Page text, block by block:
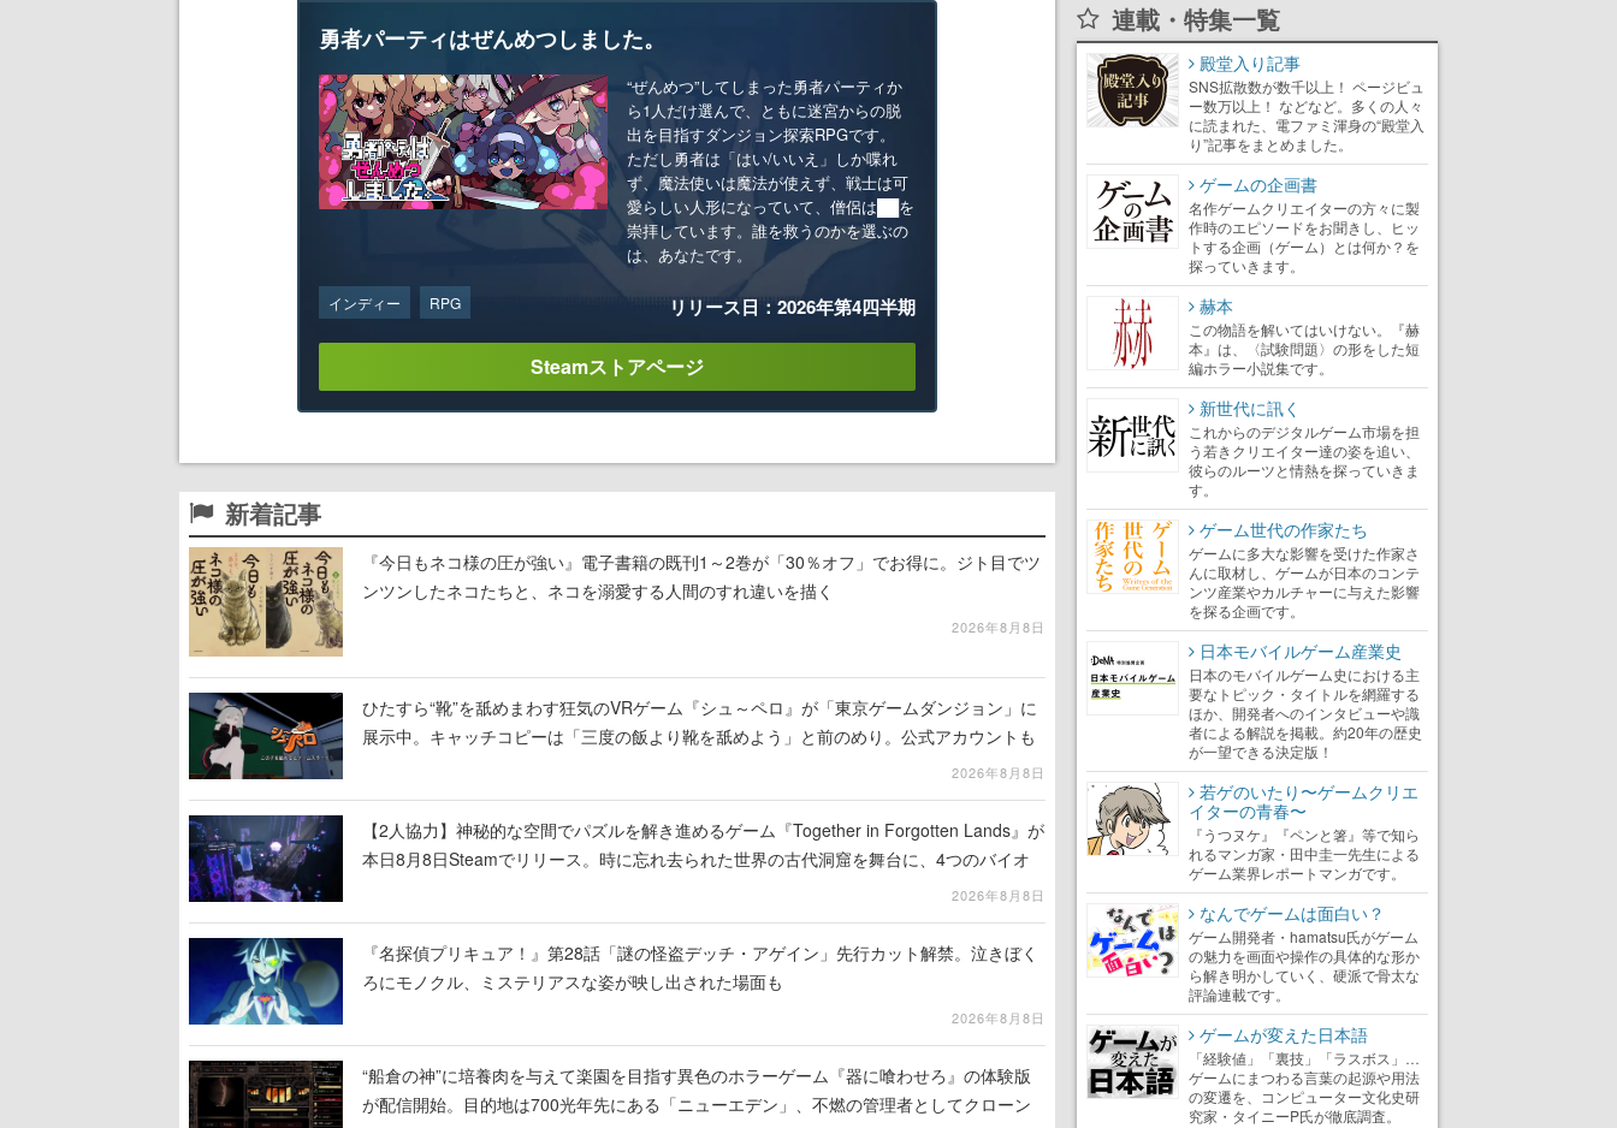
勇者パーティはぜんめつしました。
“ぜんめつ”してしまった勇者パーティか
ら1人だけ選んで、ともに迷宮からの脱
出を目指すダンジョン探索RPGです。
ただし勇者は「はい/いいえ」しか喋れ
ず、魔法使いは魔法が使えず、戦士は可
愛らしい人形になっていて、僧侶は██を
崇拝しています。誰を救うのかを選ぶの
は、あなたです。
インディー RPG リリース日：2026年第4四半期
Steamストアページ
新着記事
『今日もネコ様の圧が強い』電子書籍の既刊1～2巻が「30％オフ」でお得に。ジト目でツ
ンツンしたネコたちと、ネコを溺愛する人間のすれ違いを描く
2026年8月8日
ひたすら“靴”を舐めまわす狂気のVRゲーム『シュ～ペロ』が「東京ゲームダンジョン」に
展示中。キャッチコピーは「三度の飯より靴を舐めよう」と前のめり。公式アカウントも
2026年8月8日
【2人協力】神秘的な空間でパズルを解き進めるゲーム『Together in Forgotten Lands』が
本日8月8日Steamでリリース。時に忘れ去られた世界の古代洞窟を舞台に、4つのバイオ
2026年8月8日
『名探偵プリキュア！』第28話「謎の怪盗デッチ・アゲイン」先行カット解禁。泣きぼく
ろにモノクル、ミステリアスな姿が映し出された場面も
2026年8月8日
“船倉の神”に培養肉を与えて楽園を目指す異色のホラーゲーム『器に喰わせろ』の体験版
が配信開始。目的地は700光年先にある「ニューエデン」、不燃の管理者としてクローン
連載・特集一覧
殿堂入り記事
SNS拡散数が数千以上！ ページビュ
ー数万以上！ などなど。多くの人々
に読まれた、電ファミ渾身の“殿堂入
り”記事をまとめました。
ゲームの企画書
名作ゲームクリエイターの方々に製
作時のエピソードをお聞きし、ヒッ
トする企画（ゲーム）とは何か？を
探っていきます。
赫本
この物語を解いてはいけない。『赫
本』は、〈試験問題〉の形をした短
編ホラー小説集です。
新世代に訊く
これからのデジタルゲーム市場を担
う若きクリエイター達の姿を追い、
彼らのルーツと情熱を探っていきま
す。
ゲーム世代の作家たち
ゲームに多大な影響を受けた作家さ
んに取材し、ゲームが日本のコンテ
ンツ産業やカルチャーに与えた影響
を探る企画です。
日本モバイルゲーム産業史
日本のモバイルゲーム史における主
要なトピック・タイトルを網羅する
ほか、開発者へのインタビューや識
者による解説を掲載。約20年の歴史
が一望できる決定版！
若ゲのいたり〜ゲームクリエ
イターの青春〜
『うつヌケ』『ペンと箸』等で知ら
れるマンガ家・田中圭一先生による
ゲーム業界レポートマンガです。
なんでゲームは面白い？
ゲーム開発者・hamatsu氏がゲーム
の魅力を画面や操作の具体的な形か
ら解き明かしていく、硬派で骨太な
評論連載です。
ゲームが変えた日本語
「経験値」「裏技」「ラスボス」…
ゲームにまつわる言葉の起源や用法
の変遷を、コンピューター文化史研
究家・タイニーP氏が徹底調査。